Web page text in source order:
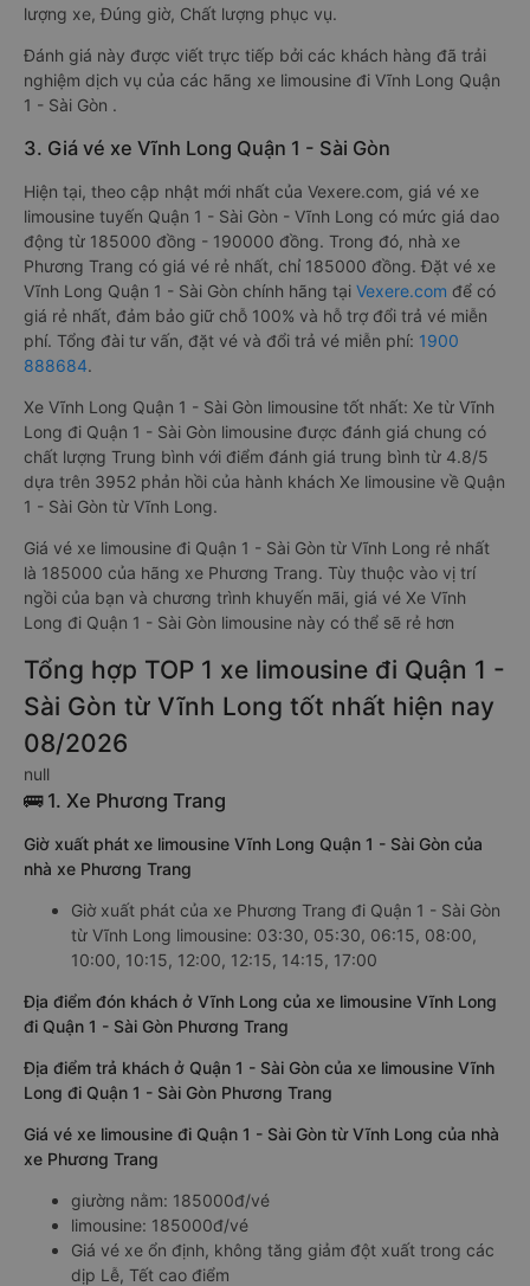
lượng xe, Đúng giờ, Chất lượng phục vụ.
Đánh giá này được viết trực tiếp bởi các khách hàng đã trải
nghiệm dịch vụ của các hãng xe limousine đi Vĩnh Long Quận
1 - Sài Gòn .
3. Giá vé xe Vĩnh Long Quận 1 - Sài Gòn
Hiện tại, theo cập nhật mới nhất của Vexere.com, giá vé xe
limousine tuyến Quận 1 - Sài Gòn - Vĩnh Long có mức giá dao
động từ 185000 đồng - 190000 đồng. Trong đó, nhà xe
Phương Trang có giá vé rẻ nhất, chỉ 185000 đồng. Đặt vé xe
Vĩnh Long Quận 1 - Sài Gòn chính hãng tại Vexere.com để có
giá rẻ nhất, đảm bảo giữ chỗ 100% và hỗ trợ đổi trả vé miễn
phí. Tổng đài tư vấn, đặt vé và đổi trả vé miễn phí: 1900
888684.
Xe Vĩnh Long Quận 1 - Sài Gòn limousine tốt nhất: Xe từ Vĩnh
Long đi Quận 1 - Sài Gòn limousine được đánh giá chung có
chất lượng Trung bình với điểm đánh giá trung bình từ 4.8/5
dựa trên 3952 phản hồi của hành khách Xe limousine về Quận
1 - Sài Gòn từ Vĩnh Long.
Giá vé xe limousine đi Quận 1 - Sài Gòn từ Vĩnh Long rẻ nhất
là 185000 của hãng xe Phương Trang. Tùy thuộc vào vị trí
ngồi của bạn và chương trình khuyến mãi, giá vé Xe Vĩnh
Long đi Quận 1 - Sài Gòn limousine này có thể sẽ rẻ hơn
Tổng hợp TOP 1 xe limousine đi Quận 1 -
Sài Gòn từ Vĩnh Long tốt nhất hiện nay
08/2026
null
🚌 1. Xe Phương Trang
Giờ xuất phát xe limousine Vĩnh Long Quận 1 - Sài Gòn của
nhà xe Phương Trang
Giờ xuất phát của xe Phương Trang đi Quận 1 - Sài Gòn
từ Vĩnh Long limousine: 03:30, 05:30, 06:15, 08:00,
10:00, 10:15, 12:00, 12:15, 14:15, 17:00
Địa điểm đón khách ở Vĩnh Long của xe limousine Vĩnh Long
đi Quận 1 - Sài Gòn Phương Trang
Địa điểm trả khách ở Quận 1 - Sài Gòn của xe limousine Vĩnh
Long đi Quận 1 - Sài Gòn Phương Trang
Giá vé xe limousine đi Quận 1 - Sài Gòn từ Vĩnh Long của nhà
xe Phương Trang
giường nằm: 185000đ/vé
limousine: 185000đ/vé
Giá vé xe ổn định, không tăng giảm đột xuất trong các
dịp Lễ, Tết cao điểm